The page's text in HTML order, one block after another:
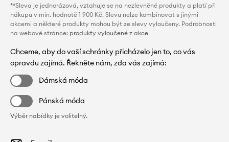
**Sleva je jednorázová, vztahuje se na nezlevněné produkty a platí při
nákupu v min. hodnotě 1 900 Kč. Slevu nelze kombinovat s jinými
akcemi a některé produkty mohou být ze slevy vyloučeny. Podrobnosti
na webové stránce: produkty vyloučené z akce
Chceme, aby do vaší schránky přicházelo jen to, co vás
opravdu zajímá. Řekněte nám, zda vás zajímá:
Dámská móda
Pánská móda
Výběr nabídky je volitelný.